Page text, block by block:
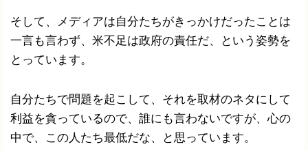
そして、メディアは自分たちがきっかけだったことは
一言も言わず、米不足は政府の責任だ、という姿勢を
とっています。
自分たちで問題を起こして、それを取材のネタにして
利益を貪っているので、誰にも言わないですが、心の
中で、この人たち最低だな、と思っています。